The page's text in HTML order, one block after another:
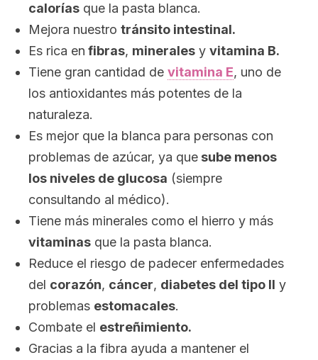
calorías que la pasta blanca.
Mejora nuestro tránsito intestinal.
Es rica en fibras, minerales y vitamina B.
Tiene gran cantidad de vitamina E, uno de
los antioxidantes más potentes de la
naturaleza.
Es mejor que la blanca para personas con
problemas de azúcar, ya que sube menos
los niveles de glucosa (siempre
consultando al médico).
Tiene más minerales como el hierro y más
vitaminas que la pasta blanca.
Reduce el riesgo de padecer enfermedades
del corazón, cáncer, diabetes del tipo II y
problemas estomacales.
Combate el estreñimiento.
Gracias a la fibra ayuda a mantener el